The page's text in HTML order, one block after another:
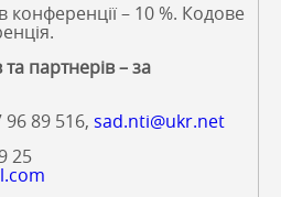
конференції – 10 %. Кодове
та партнерів – за
96 89 516, sad.nti@ukr.net
25